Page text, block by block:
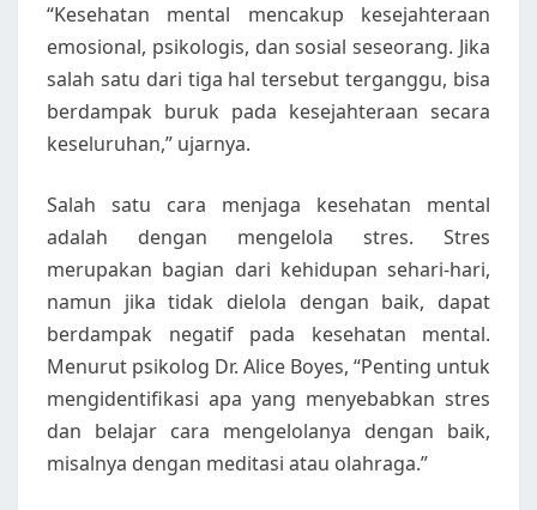
“Kesehatan mental mencakup kesejahteraan
emosional, psikologis, dan sosial seseorang. Jika
salah satu dari tiga hal tersebut terganggu, bisa
berdampak buruk pada kesejahteraan secara
keseluruhan,” ujarnya.
Salah satu cara menjaga kesehatan mental
adalah dengan mengelola stres. Stres
merupakan bagian dari kehidupan sehari-hari,
namun jika tidak dielola dengan baik, dapat
berdampak negatif pada kesehatan mental.
Menurut psikolog Dr. Alice Boyes, “Penting untuk
mengidentifikasi apa yang menyebabkan stres
dan belajar cara mengelolanya dengan baik,
misalnya dengan meditasi atau olahraga.”